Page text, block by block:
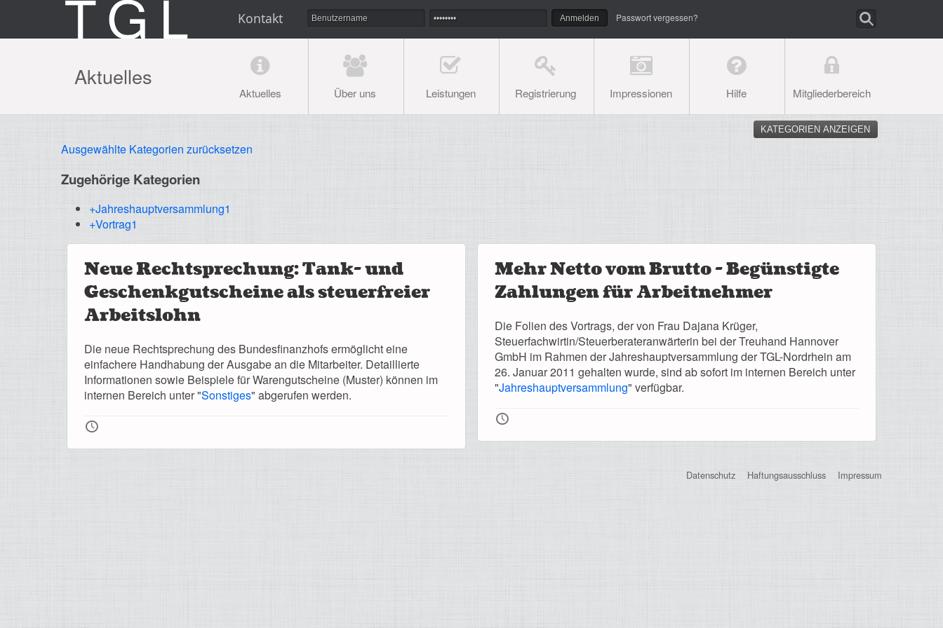
Kontakt Passwort vergessen?
Aktuelles
Aktuelles Über uns Leistungen Registrierung Impressionen Hilfe Mitgliederbereich
KATEGORIEN ANZEIGEN
Ausgewählte Kategorien zurücksetzen
Zugehörige Kategorien
+Jahreshauptversammlung1
+Vortrag1
Neue Rechtsprechung: Tank- und
Geschenkgutscheine als steuerfreier
Arbeitslohn
Die neue Rechtsprechung des Bundesfinanzhofs ermöglicht eine
einfachere Handhabung der Ausgabe an die Mitarbeiter. Detaillierte
Informationen sowie Beispiele für Warengutscheine (Muster) können im
internen Bereich unter "Sonstiges" abgerufen werden.
🕔
Mehr Netto vom Brutto - Begünstigte
Zahlungen für Arbeitnehmer
Die Folien des Vortrags, der von Frau Dajana Krüger,
Steuerfachwirtin/Steuerberateranwärterin bei der Treuhand Hannover
GmbH im Rahmen der Jahreshauptversammlung der TGL-Nordrhein am
26. Januar 2011 gehalten wurde, sind ab sofort im internen Bereich unter
"Jahreshauptversammlung" verfügbar.
🕔
Datenschutz Haftungsausschluss Impressum